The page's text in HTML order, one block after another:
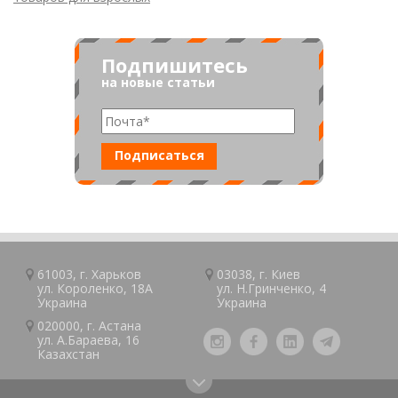
Подпишитесь
на новые статьи
61003, г.Харьков
ул. Короленко, 18А
Украина
03038, г. Киев
ул. Н.Гринченко, 4
Украина
020000, г.Астана
ул. А.Барaeва, 16
Казaxcтан